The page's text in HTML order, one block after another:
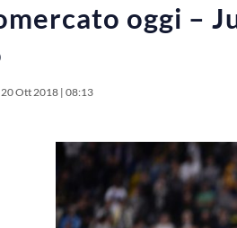
oggi –
20 Ott 2018 | 08:13